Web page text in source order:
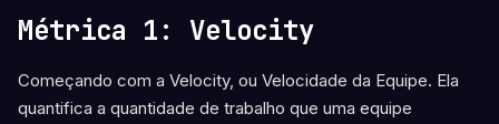
Métrica 1: Velocity
Começando com a Velocity, ou Velocidade da Equipe. Ela
quantifica a quantidade de trabalho que uma equipe